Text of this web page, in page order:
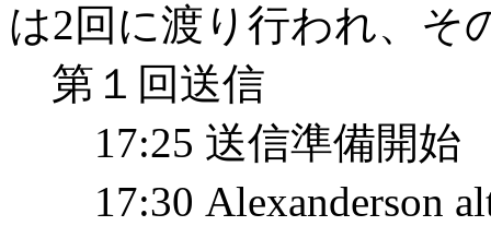
は2回に渡り行われ、そ
第１回送信
17:25 送信準備開始
17:30 Alexanderson